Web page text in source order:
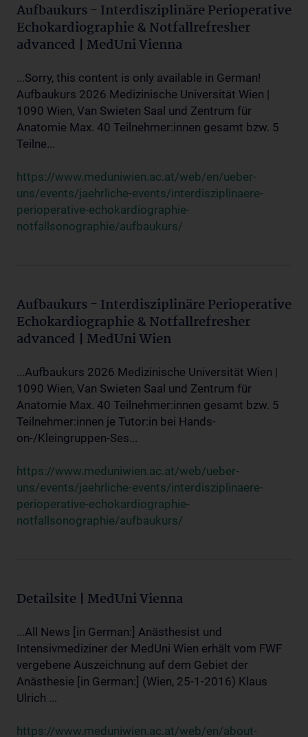
Aufbaukurs - Interdisziplinäre Perioperative
Echokardiographie & Notfallrefresher
advanced | MedUni Vienna
...Sorry, this content is only available in German!
Aufbaukurs 2026 Medizinische Universität Wien |
1090 Wien, Van Swieten Saal und Zentrum für
Anatomie Max. 40 Teilnehmer:innen gesamt bzw. 5
Teilne...
https://www.meduniwien.ac.at/web/en/ueber-
uns/events/jaehrliche-events/interdisziplinaere-
perioperative-echokardiographie-
notfallsonographie/aufbaukurs/
Aufbaukurs - Interdisziplinäre Perioperative
Echokardiographie & Notfallrefresher
advanced | MedUni Wien
...Aufbaukurs 2026 Medizinische Universität Wien |
1090 Wien, Van Swieten Saal und Zentrum für
Anatomie Max. 40 Teilnehmer:innen gesamt bzw. 5
Teilnehmer:innen je Tutor:in bei Hands-
on-/Kleingruppen-Ses...
https://www.meduniwien.ac.at/web/ueber-
uns/events/jaehrliche-events/interdisziplinaere-
perioperative-echokardiographie-
notfallsonographie/aufbaukurs/
Detailsite | MedUni Vienna
...All News [in German:] Anästhesist und
Intensivmediziner der MedUni Wien erhält vom FWF
vergebene Auszeichnung auf dem Gebiet der
Anästhesie [in German:] (Wien, 25-1-2016) Klaus
Ulrich ...
https://www.meduniwien.ac.at/web/en/about-